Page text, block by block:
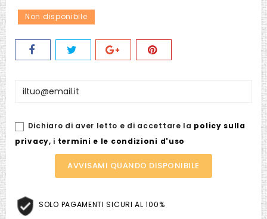
Non disponibile
Dichiaro di aver letto e di accettare la policy sulla
privacy, i termini e le condizioni d'uso
AVVISAMI QUANDO DISPONIBILE
SOLO PAGAMENTI SICURI AL 100%